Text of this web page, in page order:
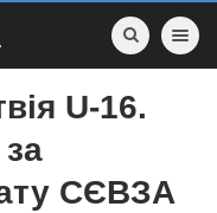
Toggle
U-16.
СЄВЗА